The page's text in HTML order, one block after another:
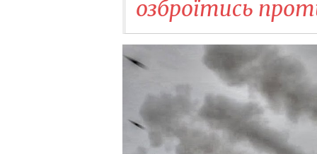
озброїтись